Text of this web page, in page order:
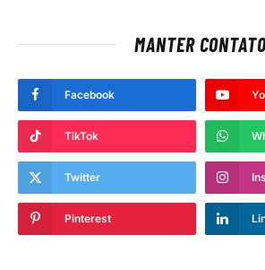
MANTER
Facebook
TikTok
Twitter
Pinterest